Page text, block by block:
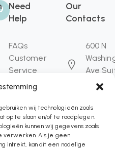
wij technologieën zoals
op te slaan en/of te raadplegen.
kunnen wij gegevens zoals
verwerken. Als je geen
intrekt, kan dit een nadelige
Need
Help
FAQs
Customer
Service
Addresses
Best seller
Manufactures
Social
Responsibility
Store
Our
Contacts
600 N
Ave
C203
9:00
am -
8:00